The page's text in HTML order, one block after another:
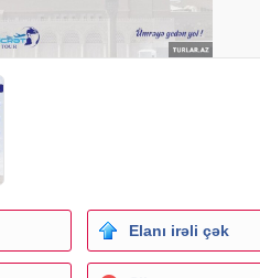
Elanı irəli çək